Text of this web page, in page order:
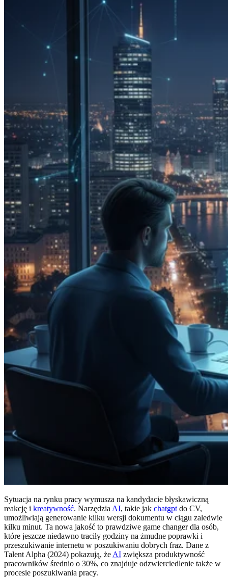
Sytuacja na rynku pracy wymusza na kandydacie błyskawiczną
reakcję i kreatywność. Narzędzia AI, takie jak chatgpt do CV,
umożliwiają generowanie kilku wersji dokumentu w ciągu zaledwie
kilku minut. Ta nowa jakość to prawdziwe game changer dla osób,
które jeszcze niedawno traciły godziny na żmudne poprawki i
przeszukiwanie internetu w poszukiwaniu dobrych fraz. Dane z
Talent Alpha (2024) pokazują, że AI zwiększa produktywność
pracowników średnio o 30%, co znajduje odzwierciedlenie także w
procesie poszukiwania pracy.